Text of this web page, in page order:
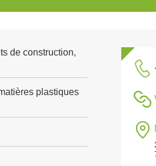
de construction,
plastiques